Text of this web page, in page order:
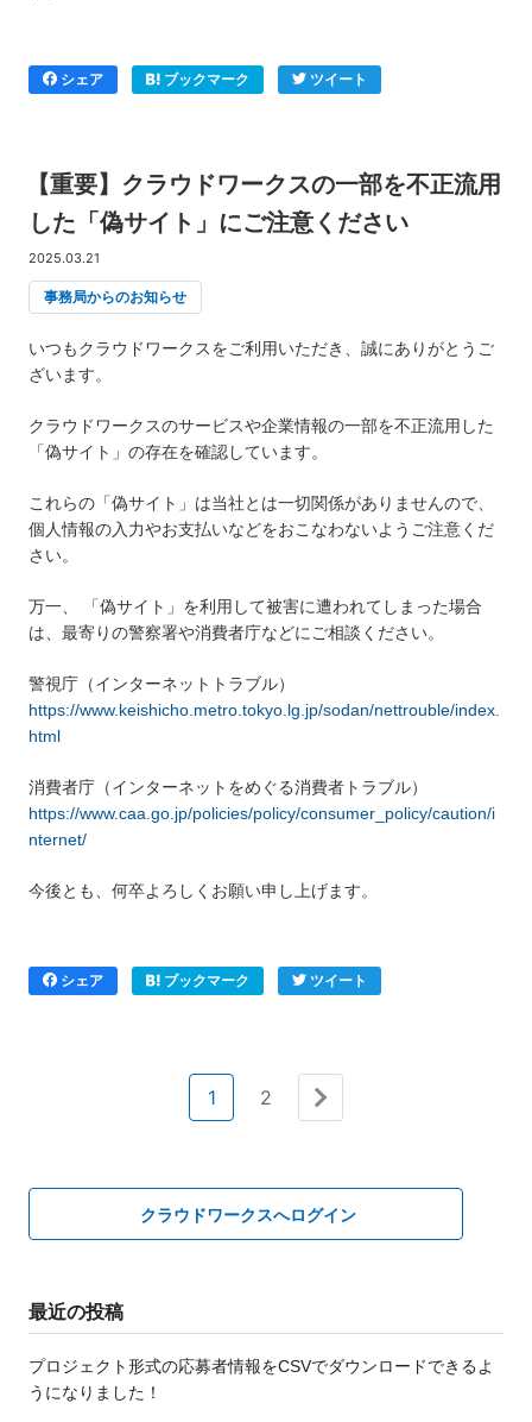
シェア ブックマーク ツイート
【重要】クラウドワークスの一部を不正流用
した「偽サイト」にご注意ください
2025.03.21
事務局からのお知らせ
いつもクラウドワークスをご利用いただき、誠にありがとうご
ざいます。
クラウドワークスのサービスや企業情報の一部を不正流用した
「偽サイト」の存在を確認しています。
これらの「偽サイト」は当社とは一切関係がありませんので、
個人情報の入力やお支払いなどをおこなわないようご注意くだ
さい。
万一、 「偽サイト」を利用して被害に遭われてしまった場合
は、最寄りの警察署や消費者庁などにご相談ください。
警視庁（インターネットトラブル）
https://www.keishicho.metro.tokyo.lg.jp/sodan/nettrouble/index.
html
消費者庁（インターネットをめぐる消費者トラブル）
https://www.caa.go.jp/policies/policy/consumer_policy/caution/i
nternet/
今後とも、何卒よろしくお願い申し上げます。
シェア ブックマーク ツイート
1 2
クラウドワークスへログイン
最近の投稿
プロジェクト形式の応募者情報をCSVでダウンロードできるよ
うになりました！